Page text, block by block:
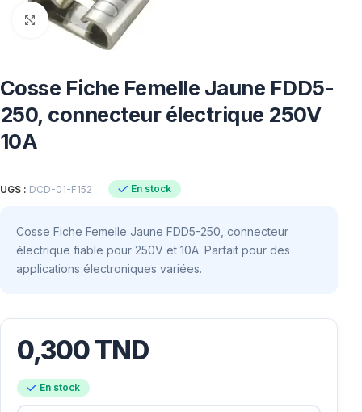
Click to enlarge
Cosse Fiche Femelle Jaune FDD5-
250, connecteur électrique 250V
10A
UGS : DCD-01-F152 En stock
Cosse Fiche Femelle Jaune FDD5-250, connecteur
électrique fiable pour 250V et 10A. Parfait pour des
applications électroniques variées.
0,300TND
En stock